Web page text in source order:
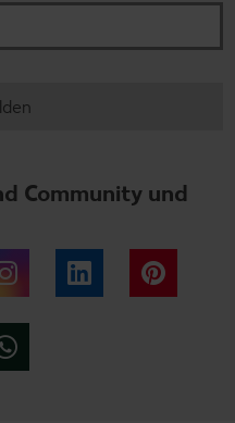
Community und
Instagram LinkedIn